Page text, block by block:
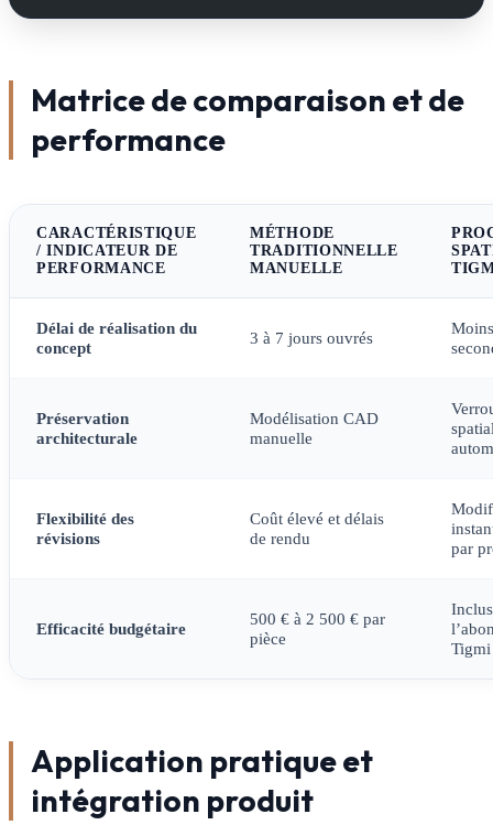
Matrice de comparaison et de
performance
CARACTÉRISTIQUE
/ INDICATEUR DE
PERFORMANCE
MÉTHODE
TRADITIONNELLE
MANUELLE
Délai de réalisation du
concept
3 à 7 jours ouvrés
Préservation
architecturale
Modélisation CAD
manuelle
Flexibilité des
révisions
Coût élevé et délais
de rendu
par
Efficacité budgétaire
500 € à 2 500 € par
pièce
Tigmi
Application pratique et
intégration produit